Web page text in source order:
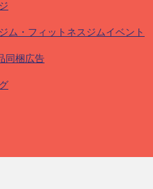
ム・フィットネスジムイベント
同梱広告